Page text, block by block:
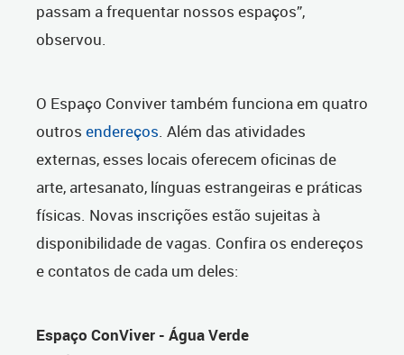
passam a frequentar nossos espaços”,
observou.
O Espaço Conviver também funciona em quatro
outros endereços. Além das atividades
externas, esses locais oferecem oficinas de
arte, artesanato, línguas estrangeiras e práticas
físicas. Novas inscrições estão sujeitas à
disponibilidade de vagas. Confira os endereços
e contatos de cada um deles:
Espaço ConViver - Água Verde